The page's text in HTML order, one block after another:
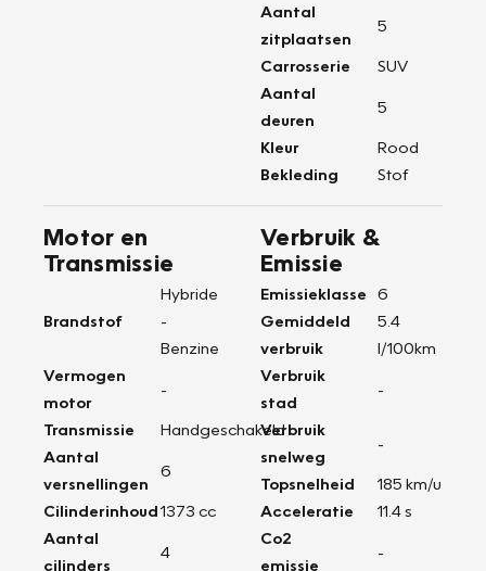
Aantal
zitplaatsen
5
Carrosserie
SUV
Aantal
deuren
5
Kleur
Rood
Bekleding
Stof
Motor en
Transmissie
Brandstof
Hybride
-
Benzine
Vermogen
motor
-
Transmissie
Handgeschakeld
Aantal
versnellingen
6
Cilinderinhoud1373 cc
Aantal
cilinders
4
Verbruik &
Emissie
Emissieklasse
6
Gemiddeld
verbruik
5.4
l/100km
Verbruik
stad
-
Verbruik
snelweg
-
Topsnelheid
185 km/u
Acceleratie
11.4 s
Co2
emissie
-